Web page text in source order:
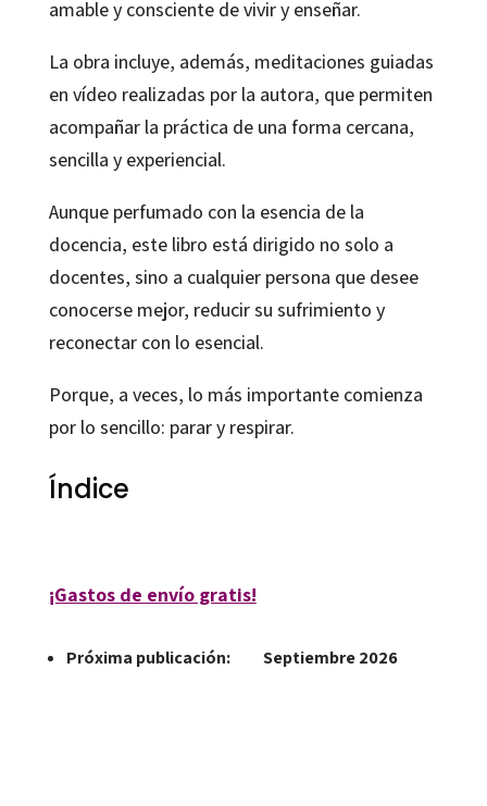
amable y consciente de vivir y enseñar.
La obra incluye, además, meditaciones guiadas
en vídeo realizadas por la autora, que permiten
acompañar la práctica de una forma cercana,
sencilla y experiencial.
Aunque perfumado con la esencia de la
docencia, este libro está dirigido no solo a
docentes, sino a cualquier persona que desee
conocerse mejor, reducir su sufrimiento y
reconectar con lo esencial.
Porque, a veces, lo más importante comienza
por lo sencillo: parar y respirar.
Índice
¡Gastos de envío gratis!
Próxima publicación: Septiembre 2026